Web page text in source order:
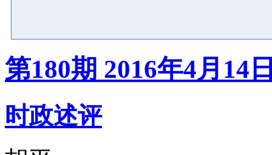
第180期 2016年4月14
时政述评